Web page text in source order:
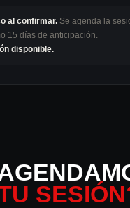
al confirmar. Se agenda la
15 días de anticipación.
disponible.